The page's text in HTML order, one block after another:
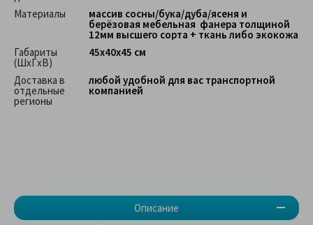
Описание
Материалы
массив сосны/бука/дуба/ясеня и
берёзовая мебельная фанера толщиной
12мм высшего сорта + ткань либо экокожа
Габариты
(ШхГхВ)
45х40х45 см
Доставка в
отдельные
регионы
любой удобной для вас транспортной
компанией